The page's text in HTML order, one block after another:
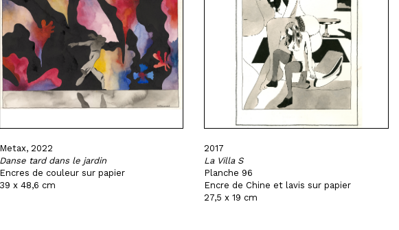
Metax, 2022
Danse tard dans le jardin
Encres de couleur sur papier
39 x 48,6 cm
2017
La Villa S
Planche 96
Encre de Chine et lavis sur papier
27,5 x 19 cm